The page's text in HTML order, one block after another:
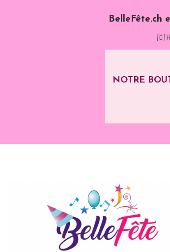
BelleFête.ch
🇨🇭
NOTRE